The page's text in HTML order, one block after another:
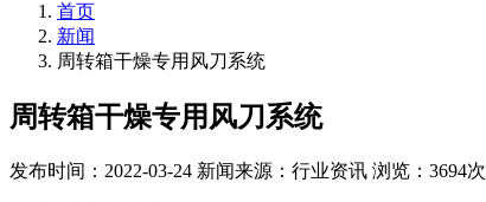
首页
新闻
周转箱干燥专用风刀系统
周转箱干燥专用风刀系统
发布时间：2022-03-24 新闻来源：行业资讯 浏览：3694次